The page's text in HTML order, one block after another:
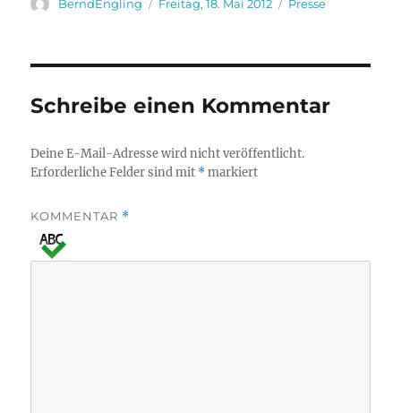
Autor
BerndEngling
Veröffentlicht
Freitag, 18. Mai 2012 Kategorien
Presse
Schreibe einen Kommentar
Deine E-Mail-Adresse wird nicht veröffentlicht.
Erforderliche Felder sind mit *markiert
KOMMENTAR *